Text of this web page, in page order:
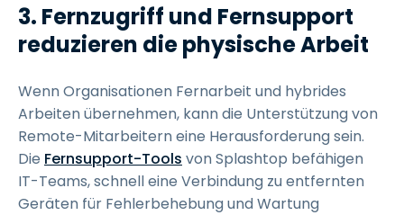
3. Fernzugriff und Fernsupport
reduzieren die physische Arbeit
Wenn Organisationen Fernarbeit und hybrides
Arbeiten übernehmen, kann die Unterstützung von
Remote-Mitarbeitern eine Herausforderung sein.
Die Fernsupport-Tools von Splashtop befähigen
IT-Teams, schnell eine Verbindung zu entfernten
Geräten für Fehlerbehebung und Wartung